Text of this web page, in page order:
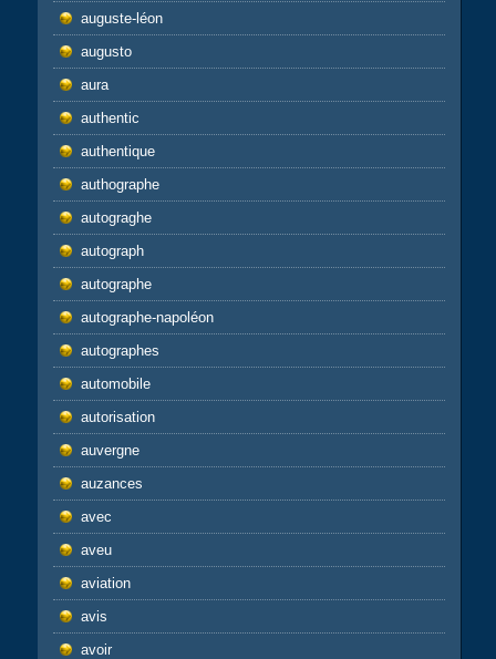
auguste-léon
augusto
aura
authentic
authentique
authographe
autograghe
autograph
autographe
autographe-napoléon
autographes
automobile
autorisation
auvergne
auzances
avec
aveu
aviation
avis
avoir